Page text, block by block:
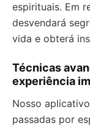
espirituais. Em
desvendará
vida e obterá
Técnicas
experiência
Nosso
passadas por